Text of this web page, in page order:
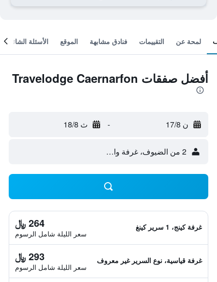
لمحة عن التقييمات فنادق مشابهة الموقع الأسئلة الشائعة
أفضل صفقات Travelodge Caernarfon
ن 17/8 - ث 18/8
2 من الضيوف، غرفة واحدة
غرفة كينج، 1 سرير كينغ 264 ﷼
سعر الليلة شامل الرسوم
غرفة قياسية، نوع السرير غير معروف 293 ﷼
سعر الليلة شامل الرسوم